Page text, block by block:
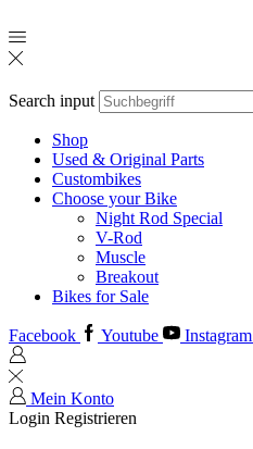
Search input
Shop
Used & Original Parts
Custombikes
Choose your Bike
Night Rod Special
V-Rod
Muscle
Breakout
Bikes for Sale
Facebook Youtube Instagram
Mein Konto
Login Registrieren